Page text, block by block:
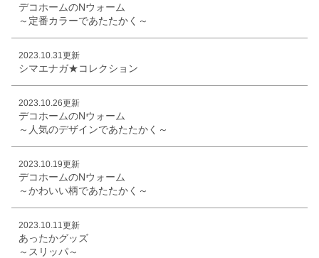
デコホームのNウォーム
～定番カラーであたたかく～
2023.10.31更新
シマエナガ★コレクション
2023.10.26更新
デコホームのNウォーム
～人気のデザインであたたかく～
2023.10.19更新
デコホームのNウォーム
～かわいい柄であたたかく～
2023.10.11更新
あったかグッズ
～スリッパ～